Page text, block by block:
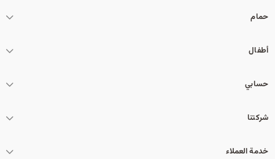
حمام
أطفال
حسابي
شركتنا
خدمة العملاء